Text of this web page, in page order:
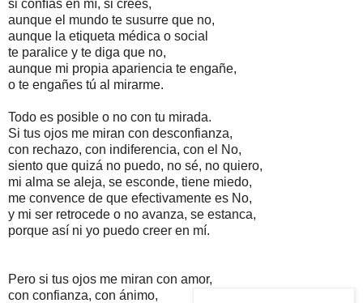
si confías en mí, si crees,
aunque el mundo te susurre que no,
aunque la etiqueta médica o social
te paralice y te diga que no,
aunque mi propia apariencia te engañe,
o te engañes tú al mirarme.
Todo es posible o no con tu mirada.
Si tus ojos me miran con desconfianza,
con rechazo, con indiferencia, con el No,
siento que quizá no puedo, no sé, no quiero,
mi alma se aleja, se esconde, tiene miedo,
me convence de que efectivamente es No,
y mi ser retrocede o no avanza, se estanca,
porque así ni yo puedo creer en mí.
Pero si tus ojos me miran con amor,
con confianza, con ánimo,